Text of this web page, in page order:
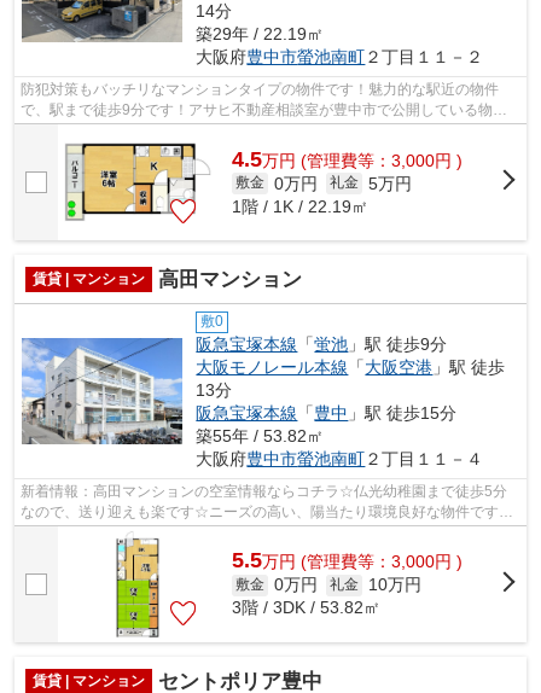
14分
築29年 / 22.19㎡
大阪府豊中市螢池南町２丁目１１－２
防犯対策もバッチリなマンションタイプの物件です！魅力的な駅近の物件
で、駅まで徒歩9分です！アサヒ不動産相談室が豊中市で公開している物件
4.5万円 (管理費等：3,000円 )
敷金 0万円 礼金 5万円
1階 / 1K / 22.19㎡
賃貸 | マンション 高田マンション
敷0
阪急宝塚本線 「蛍池 」駅 徒歩9分
大阪モノレール本線 「大阪空港 」駅 徒歩
13分
阪急宝塚本線 「豊中 」駅 徒歩15分
築55年 / 53.82㎡
大阪府豊中市螢池南町２丁目１１－４
新着情報：高田マンションの空室情報ならコチラ☆仏光幼稚園まで徒歩5分
なので、送り迎えも楽です☆ニーズの高い、陽当たり環境良好な物件です☆
ついついお洗濯したくなっちゃいますよ☆こ...
5.5万円 (管理費等：3,000円 )
敷金 0万円 礼金
10万円
3階 / 3DK / 53.82㎡
賃貸 | マンション セントポリア豊中